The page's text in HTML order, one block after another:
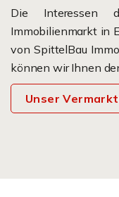
Die Interessen
Immobilienmarkt in
von SpittelBau
können wir Ihnen
Unser